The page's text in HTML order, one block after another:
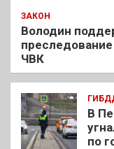
ЗАКОН
Володин
ЧВК
В
по